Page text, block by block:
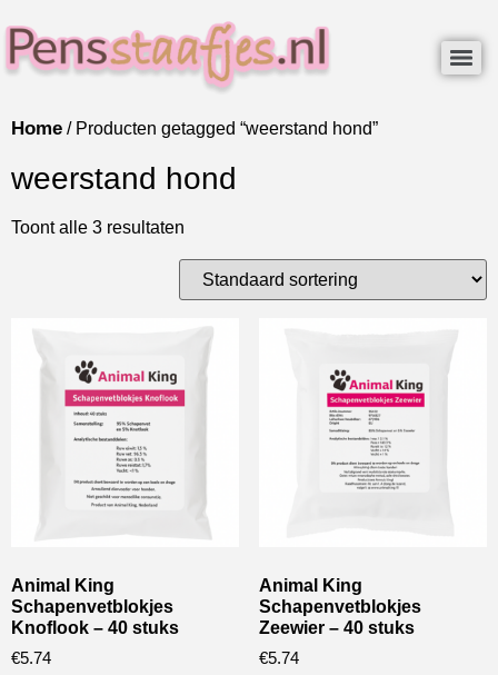
Home / Producten getagged “weerstand hond”
weerstand hond
Toont alle 3 resultaten
Animal King
Schapenvetblokjes
Knoflook – 40 stuks
€5.74
Animal King
Schapenvetblokjes
Zeewier – 40 stuks
€5.74